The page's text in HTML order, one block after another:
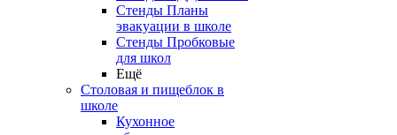
Стенды Планы
эвакуации в школе
Стенды Пробковые
для школ
Ещё
Столовая и пищеблок в
школе
Кухонное